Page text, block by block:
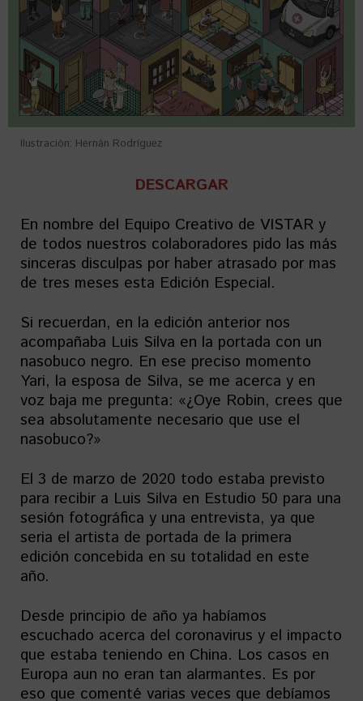
Ilustración: Hernán Rodríguez
DESCARGAR
En nombre del Equipo Creativo de VISTAR y
de todos nuestros colaboradores pido las más
sinceras disculpas por haber atrasado por mas
de tres meses esta Edición Especial.
Si recuerdan, en la edición anterior nos
acompañaba Luis Silva en la portada con un
nasobuco negro. En ese preciso momento
Yari, la esposa de Silva, se me acerca y en
voz baja me pregunta: «¿Oye Robin, crees que
sea absolutamente necesario que use el
nasobuco?»
El 3 de marzo de 2020 todo estaba previsto
para recibir a Luis Silva en Estudio 50 para una
sesión fotográfica y una entrevista, ya que
seria el artista de portada de la primera
edición concebida en su totalidad en este
año.
Desde principio de año ya habíamos
escuchado acerca del coronavirus y el impacto
que estaba teniendo en China. Los casos en
Europa aun no eran tan alarmantes. Es por
eso que comenté varias veces que debíamos